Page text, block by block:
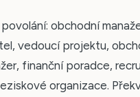
obchodní
vedoucí projektu,
finanční poradce,
organizace.